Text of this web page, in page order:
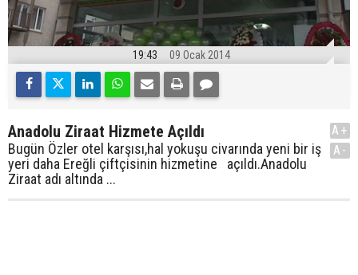
19:43 09 Ocak 2014
Anadolu Ziraat Hizmete Açıldı
Bugün Özler otel karşısı,hal yokuşu civarında yeni bir iş
yeri daha Ereğli çiftçisinin hizmetine açıldı.Anadolu
Ziraat adı altında ...
A+
A-